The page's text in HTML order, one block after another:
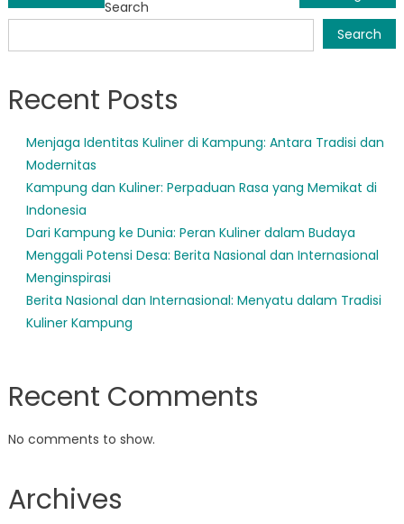
navigation
Search
Search
Recent Posts
Menjaga Identitas Kuliner di Kampung: Antara Tradisi dan
Modernitas
Kampung dan Kuliner: Perpaduan Rasa yang Memikat di
Indonesia
Dari Kampung ke Dunia: Peran Kuliner dalam Budaya
Menggali Potensi Desa: Berita Nasional dan Internasional
Menginspirasi
Berita Nasional dan Internasional: Menyatu dalam Tradisi
Kuliner Kampung
Recent Comments
No comments to show.
Archives